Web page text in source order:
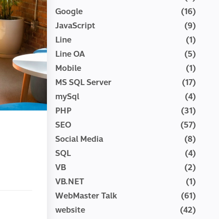
Google
(16)
JavaScript
(9)
Line
(1)
Line OA
(5)
Mobile
(1)
MS SQL Server
(17)
mySql
(4)
PHP
(31)
SEO
(57)
Social Media
(8)
SQL
(4)
VB
(2)
VB.NET
(1)
WebMaster Talk
(61)
website
(42)